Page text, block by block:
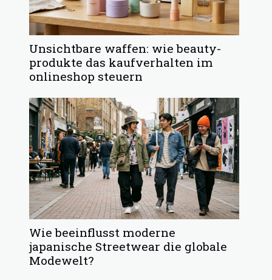
Unsichtbare waffen: wie beauty-
produkte das kaufverhalten im
onlineshop steuern
Wie beeinflusst moderne
japanische Streetwear die globale
Modewelt?